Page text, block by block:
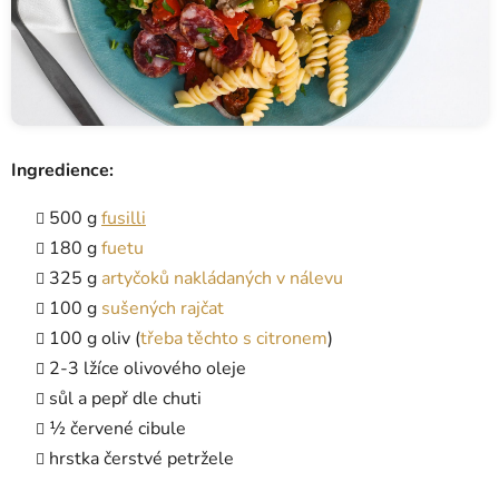
Ingredience:
500 gfusilli
180 gfuetu
325 g artyčoků nakládaných v nálevu
100 g sušených rajčat
100 g oliv (třeba těchto s citronem)
2-3 lžíce olivového oleje
sůl a pepř dle chuti
½ červené cibule
hrstka čerstvé petržele